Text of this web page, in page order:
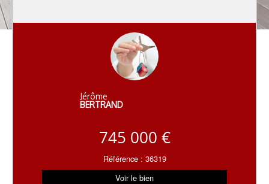
Jérôme
BERTRAND
745 000 €
Référence : 36319
Voir le bien